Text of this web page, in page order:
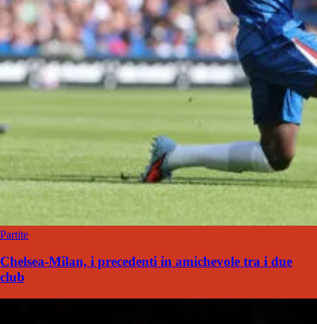
Partite
Chelsea-Milan, i precedenti in amichevole tra i due
club